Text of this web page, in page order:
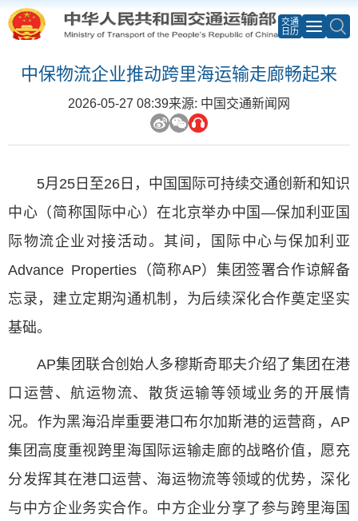
交通
日历
中保物流企业推动跨里海运输走廊畅起来
2026-05-27 08:39来源: 中国交通新闻网
5月25日至26日，中国国际可持续交通创新和知识
中心（简称国际中心）在北京举办中国—保加利亚国
际物流企业对接活动。其间，国际中心与保加利亚
Advance Properties（简称AP）集团签署合作谅解备
忘录，建立定期沟通机制，为后续深化合作奠定坚实
基础。
AP集团联合创始人多穆斯奇耶夫介绍了集团在港
口运营、航运物流、散货运输等领域业务的开展情
况。作为黑海沿岸重要港口布尔加斯港的运营商，AP
集团高度重视跨里海国际运输走廊的战略价值，愿充
分发挥其在港口运营、海运物流等领域的优势，深化
与中方企业务实合作。中方企业分享了参与跨里海国